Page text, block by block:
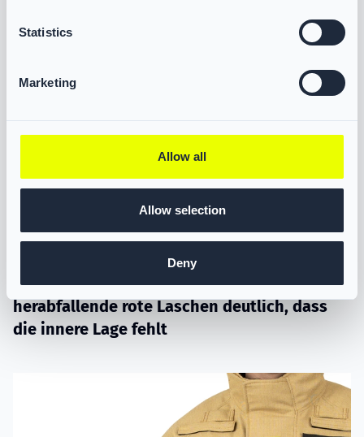
Statistics
Marketing
Allow all
Allow selection
Deny
Wenn das Innenfutter entfernt ist, zeigen
herabfallende rote Laschen deutlich, dass
die innere Lage fehlt